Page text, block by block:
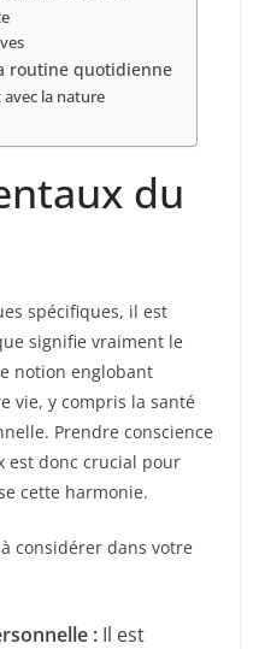
routine quotidienne
la nature
du
spécifiques, il est
signifie vraiment le
notion englobant
vie, y compris la santé
Prendre conscience
est donc crucial pour
cette harmonie.
considérer dans votre
: Il est